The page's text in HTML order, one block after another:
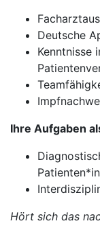
Deutsche
Kenntnisse
Ihre Aufgaben
Hört sich das